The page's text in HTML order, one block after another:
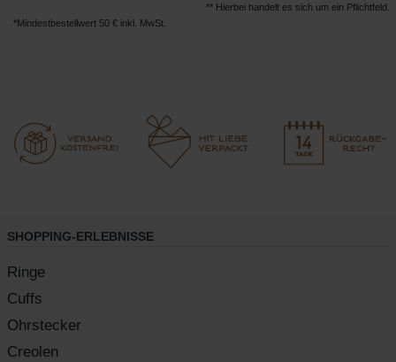
** Hierbei handelt es sich um ein Pflichtfeld.
*Mindestbestellwert 50 € inkl. MwSt.
SHOPPING-ERLEBNISSE
Ringe
Cuffs
Ohrstecker
Creolen